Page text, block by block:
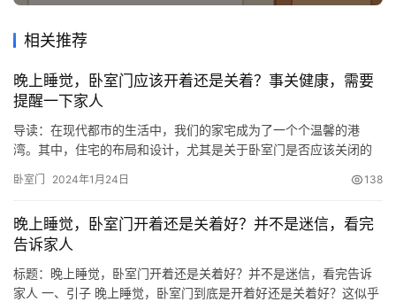
相关推荐
晚上睡觉，卧室门应该开着还是关着？事关健康，需要
提醒一下家人
导读：在现代都市的生活中，我们的家宅成为了一个个温馨的港
湾。其中，住宅的布局和设计，尤其是关于卧室门是否应该关闭的
立的门户，那么在夜深人静之时，是否还有必要将卧室门紧闭呢？
我们得承认，睡眠的质量直接关联到我们的精神状态和身体健康。
在夜间，我们…
卧室门 2024年1月24日 138
晚上睡觉，卧室门开着还是关着好？并不是迷信，看完
告诉家人
标题：晚上睡觉，卧室门开着还是关着好？并不是迷信，看完告诉
家人 一、引子 晚上睡觉，卧室门到底是开着好还是关着好？这似乎